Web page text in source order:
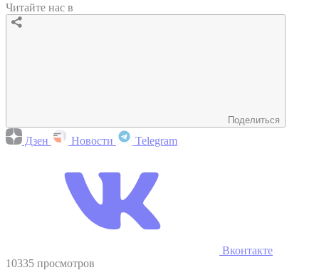
Читайте нас в
Поделиться
Дзен Новости Telegram
Вконтакте
10335 просмотров